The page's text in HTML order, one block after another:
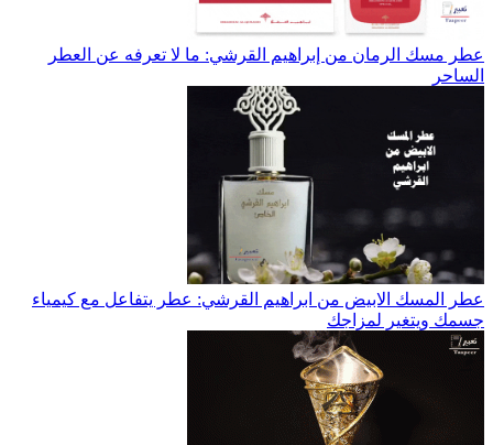
عطر مسك الرمان من إبراهيم القرشي: ما لا تعرفه عن العطر
الساحر
عطر المسك الابيض من ابراهيم القرشي: عطر يتفاعل مع كيمياء
جسمك ويتغير لمزاجك